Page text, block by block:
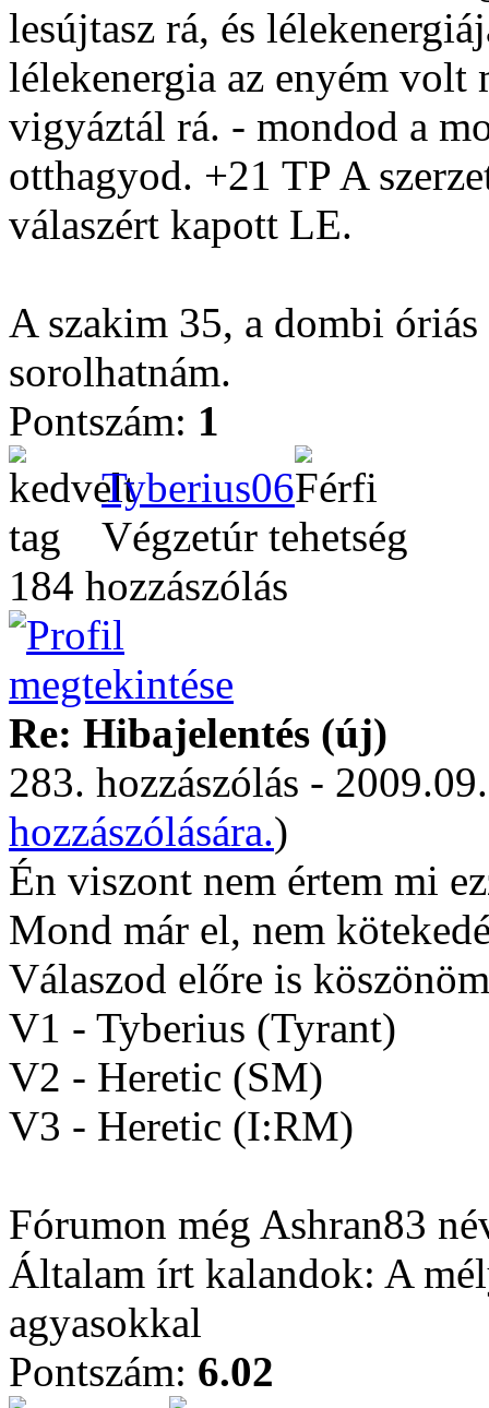
lesújtasz rá, és
lélekenergia az enyém volt
vigyáztál rá. - mondod a
otthagyod. +21 TP A
válaszért kapott LE.
A szakim 35, a dombi óriás
sorolhatnám.
Pontszám: 1
Tyberius06
Végzetúr tehetség
184 hozzászólás
Re: Hibajelentés (új)
283. hozzászólás -
hozzászólására.)
Én viszont nem értem mi
Mond már el, nem
Válaszod előre is
V1 - Tyberius (Tyrant)
V2 - Heretic (SM)
V3 - Heretic (I:RM)
Fórumon még Ashran83
Általam írt kalandok: A
agyasokkal
Pontszám: 6.02